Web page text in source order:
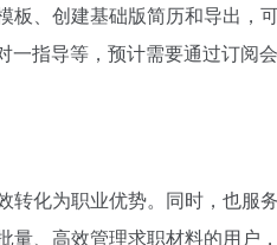
板、创建基础版简历和导出，
指导等，预计需要通过订阅
转化为职业优势。同时，也服
量、高效管理求职材料的用户